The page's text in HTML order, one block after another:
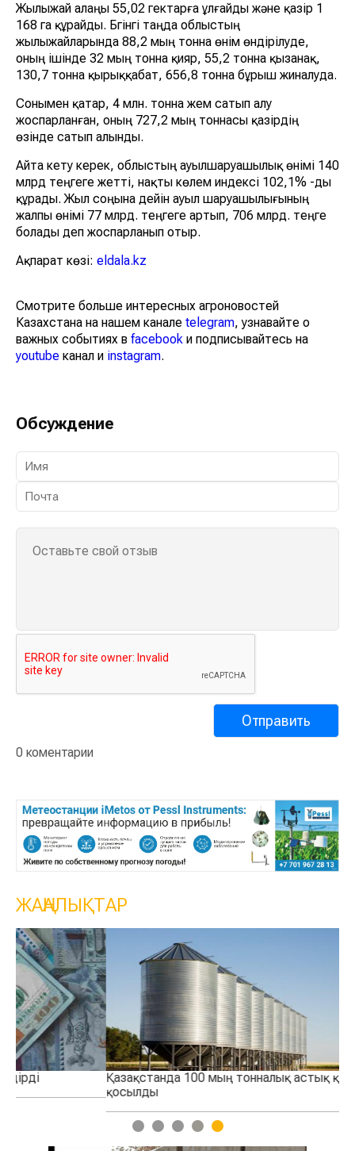
Жылыжай алаңы 55,02 гектарға ұлғайды және қазір 1
168 га құрайды. Бүгінгі таңда облыстың
жылыжайларында 88,2 мың тонна өнім өндірілуде,
оның ішінде 32 мың тонна қияр, 55,2 тонна қызанақ,
130,7 тонна қырыққабат, 656,8 тонна бұрыш жиналуда.
Сонымен қатар, 4 млн. тонна жем сатып алу
жоспарланған, оның 727,2 мың тоннасы қазірдің
өзінде сатып алынды.
Айта кету керек, облыстың ауылшаруашылық өнімі 140
млрд теңгеге жетті, нақты көлем индексі 102,1% -ды
құрады. Жыл соңына дейін ауыл шаруашылығының
жалпы өнімі 77 млрд. теңгеге артып, 706 млрд. теңге
болады деп жоспарланып отыр.
Ақпарат көзі: eldala.kz
Смотрите больше интересных агроновостей
Казахстана на нашем канале telegram, узнавайте о
важных событиях в facebook и подписывайтесь на
youtube канал и instagram.
Обсуждение
0 коментарии
ЖАҢАЛЫҚТАР
Қазақстанда 100 мың тонналық астық қоймасы іске
1 2 3 4 5